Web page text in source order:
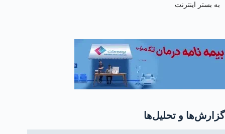
به بستر اینترنت
گزارش‌ها و تحلیل‌ها